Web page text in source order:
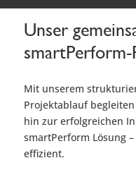
Unser
Mit unserem
Projektablauf
hin zur erfolgreichen
smartPerform Lösung
effizient.